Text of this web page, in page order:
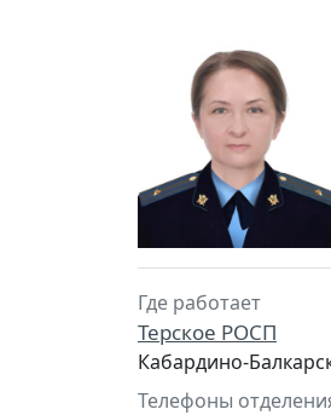
Где работает
Терское РОСП
Кабардино-
Телефоны